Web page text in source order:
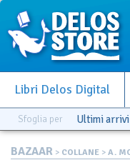
Libri Delos Digital
Sfoglia per Ultimi arrivi
BAZAAR > COLLANE > A.